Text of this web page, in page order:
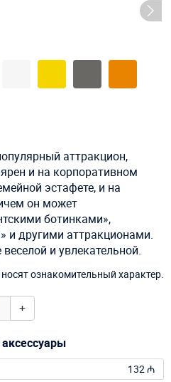
аттракцион,
и на корпоративном
эстафете, и на
он может
ботинками»,
и другими аттракционами.
и увлекательной.
ознакомительный характер.
+
132 ₼